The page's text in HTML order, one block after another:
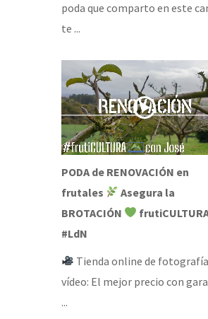
poda que comparto en este
te ...
PODA de RENOVACIÓN en
frutales
Asegura la
BROTACIÓN
#LdN
Tienda online de
vídeo: El mejor precio con
...